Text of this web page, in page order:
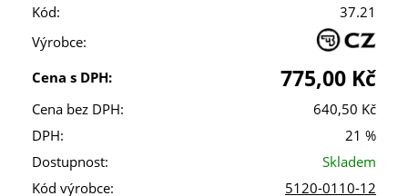
Kód:
37.21
Výrobce:
Cena s DPH:
775,00 Kč
Cena bez DPH:
640,50 Kč
DPH:
21 %
Dostupnost:
Skladem
Kód výrobce:
5120-0110-12